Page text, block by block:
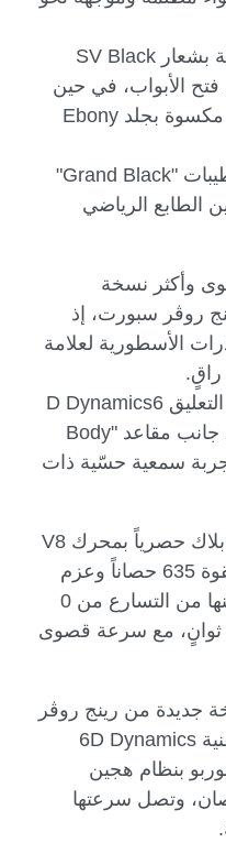
بشعار SV Black
الأبواب، في حين
مكسوة بجلد Ebony
"
Grand Black
"
الطابع الرياضي
وأكثر نسخة
روڤر سبورت، إذ
الأسطورية لعلامة
راقٍ.
6
D Dynamics
جانب مقاعد "Body
سمعية حسّية ذات
بلاك حصرياً بمحرك V8
مزدوج التوربو سعة 4.4 لتر بقوة 635 حصاناً وعزم
دوران 750 نيوتن متر، ما يمكّنها من التسارع من 0
إلى 60 ميلاً/الساعة خلال 3.6 ثوانٍ، مع سرعة قصوى
جديدة من رينج روڤر
6D Dynamics
بنظام هجين
635 حصان، وتصل سرعتها